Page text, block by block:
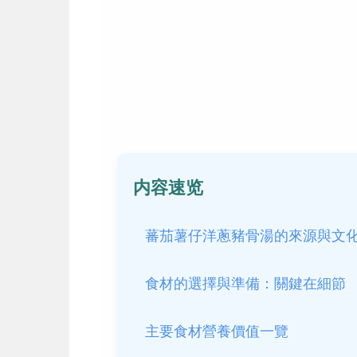
内容速览
蕃茄薯仔洋蔥豬骨湯的來源與文
食材的選擇與準備：關鍵在細節
主要食材營養價值一覽